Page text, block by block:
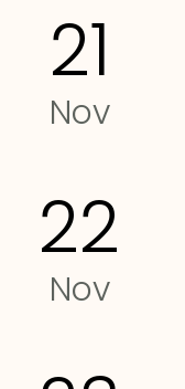
21
Nov
22
Nov